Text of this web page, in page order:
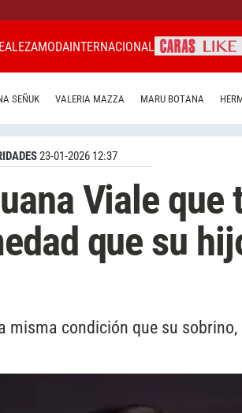
MODAINTERNACIONAL
SEÑUK VALERIA MAZZA MARU BOTANA
23-01-2026 12:37
Viale que
que su
misma condición que su sobrino,